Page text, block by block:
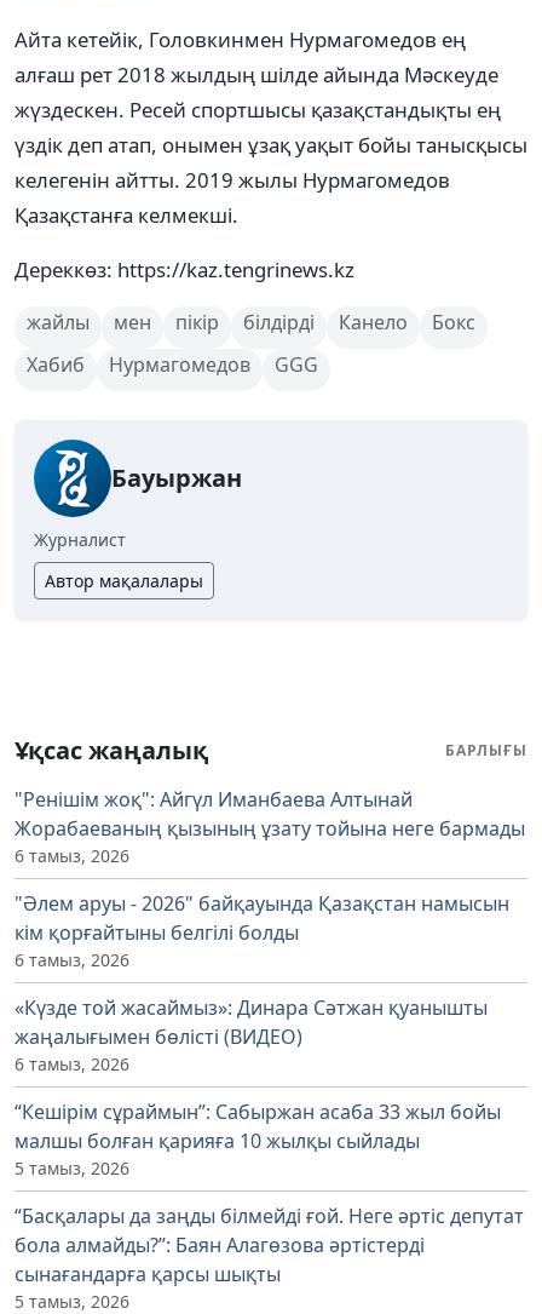
Айта кетейік, Головкинмен Нурмагомедов ең
алғаш рет 2018 жылдың шілде айында Мәскеуде
жүздескен. Ресей спортшысы қазақстандықты ең
үздік деп атап, онымен ұзақ уақыт бойы танысқысы
келегенін айтты. 2019 жылы Нурмагомедов
Қазақстанға келмекші.
Дереккөз: https://kaz.tengrinews.kz
жайлы мен пікір білдірді Канело
Бокс
Хабиб
Нурмагомедов GGG
Бауыржан
Журналист
Автор мақалалары
Ұқсас жаңалық БАРЛЫҒЫ
"Ренішім жоқ": Айгүл Иманбаева Алтынай
Жорабаеваның қызының ұзату тойына неге бармады
6 тамыз, 2026
"Әлем аруы - 2026" байқауында Қазақстан намысын
кім қорғайтыны белгілі болды
6 тамыз, 2026
«Күзде той жасаймыз»: Динара Сәтжан қуанышты
жаңалығымен бөлісті (ВИДЕО)
6 тамыз, 2026
“Кешірім сұраймын”: Сабыржан асаба 33 жыл бойы
малшы болған қарияға 10 жылқы сыйлады
5 тамыз, 2026
“Басқалары да заңды білмейді ғой. Неге әртіс депутат
бола алмайды?”: Баян Алагөзова әртістерді
сынағандарға қарсы шықты
5 тамыз, 2026